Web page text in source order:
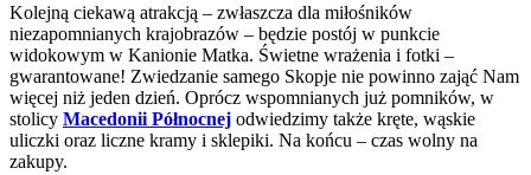
Kolejną ciekawą atrakcją – zwłaszcza dla miłośników
niezapomnianych krajobrazów – będzie postój w punkcie
widokowym w Kanionie Matka. Świetne wrażenia i fotki –
gwarantowane! Zwiedzanie samego Skopje nie powinno zająć Nam
więcej niż jeden dzień. Oprócz wspomnianych już pomników, w
stolicy Macedonii Północnej odwiedzimy także kręte, wąskie
uliczki oraz liczne kramy i sklepiki. Na końcu – czas wolny na
zakupy.